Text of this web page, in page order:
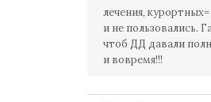
лечения,
и не пользовались.
чтоб ДД давали
и вовремя!!!